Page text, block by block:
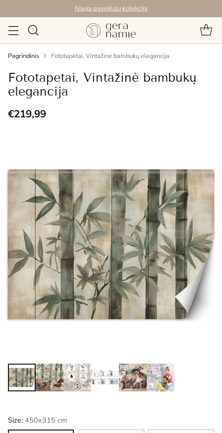
Nauja paveikslų kolekcija
Pagrindinis Fototapetai, Vintažinė bambukų elegancija
Fototapetai, Vintažinė bambukų
elegancija
Reguliari
€219,99
Size: 450x315 cm